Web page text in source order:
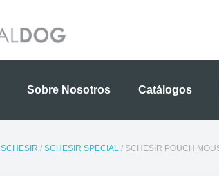
Sobre Nosotros Catálogos
SCHESIR / SCHESIR SPECIAL / SCHESIR POUCH